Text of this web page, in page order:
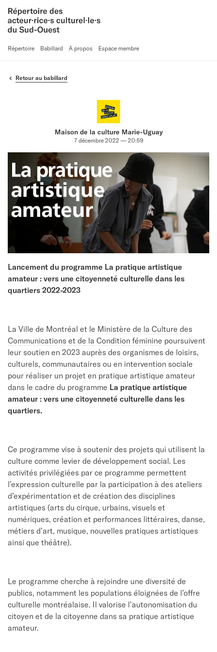
Répertoire Babillard À propos Espace membre
Retour au babillard
Maison de la culture Marie-Uguay
7 décembre 2022 — 20:59
Lancement du programme La pratique artistique
amateur : vers une citoyenneté culturelle dans les
quartiers 2022-2023
La Ville de Montréal et le Ministère de la Culture des
Communications et de la Condition féminine poursuivent
leur soutien en 2023 auprès des organismes de loisirs,
culturels, communautaires ou en intervention sociale
pour réaliser un projet en pratique artistique amateur
dans le cadre du programme La pratique artistique
amateur : vers une citoyenneté culturelle dans les
quartiers.
Ce programme vise à soutenir des projets qui utilisent la
culture comme levier de développement social. Les
activités privilégiées par ce programme permettent
l’expression culturelle par la participation à des ateliers
d’expérimentation et de création des disciplines
artistiques (arts du cirque, urbains, visuels et
numériques, création et performances littéraires, danse,
métiers d’art, musique, nouvelles pratiques artistiques
ainsi que théâtre).
Le programme cherche à rejoindre une diversité de
publics, notamment les populations éloignées de l’offre
culturelle montréalaise. Il valorise l’autonomisation du
citoyen et de la citoyenne dans sa pratique artistique
amateur.